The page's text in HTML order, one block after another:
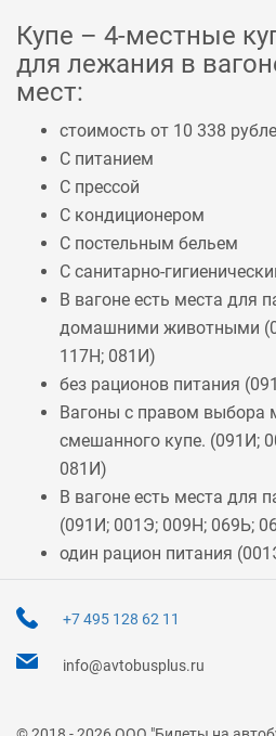
Купе – 4-местные
для лежания в
мест:
стоимость от 10 338
С питанием
С прессой
С кондиционером
С постельным бельем
С санитарно-
В вагоне есть места для
домашними животными (
117Н; 081И)
без рационов питания (
Вагоны с правом выбора
смешанного купе. (091И;
081И)
В вагоне есть места для
(091И; 001Э; 009Н; 069Ь;
один рацион питания (
+7 495 128 62 11
info@avtobusplus.ru